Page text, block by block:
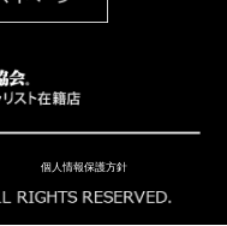
個人情報保護方針